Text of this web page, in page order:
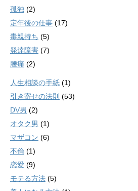
孤独 (2)
定年後の仕事 (17)
毒親持ち (5)
発達障害 (7)
腰痛 (2)
人生相談の手紙 (1)
引き寄せの法則 (53)
DV男 (2)
オタク男 (1)
マザコン (6)
不倫 (1)
恋愛 (9)
モテる方法 (5)